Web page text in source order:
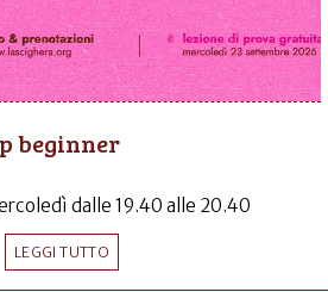
beginner
dalle 19.40 alle 20.40
LEGGI TUTTO